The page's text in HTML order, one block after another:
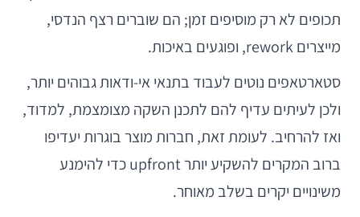
תכופים לא רק מוסיפים זמן; הם שוברים רצף הנדסי,
מייצרים rework, ופוגעים באיכות.
סטארטאפים נוטים לעבוד בתנאי אי-ודאות גבוהים יותר,
ולכן לעיתים עדיף להם לתכנן השקה מצומצמת, למדוד,
ואז להרחיב. לעומת זאת, חברות מוצר בוגרות יעדיפו
ברוב המקרים להשקיע יותר upfront כדי להימנע
משינויים יקרים בשלב מאוחר.